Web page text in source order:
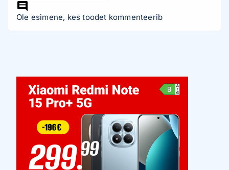
Ole esimene, kes toodet kommenteerib